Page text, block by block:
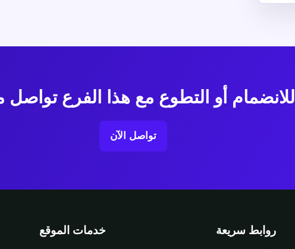
للانضمام أو التطوع مع هذا الفرع تواصل
تواصل الآن
روابط سريعة خدمات الموقع